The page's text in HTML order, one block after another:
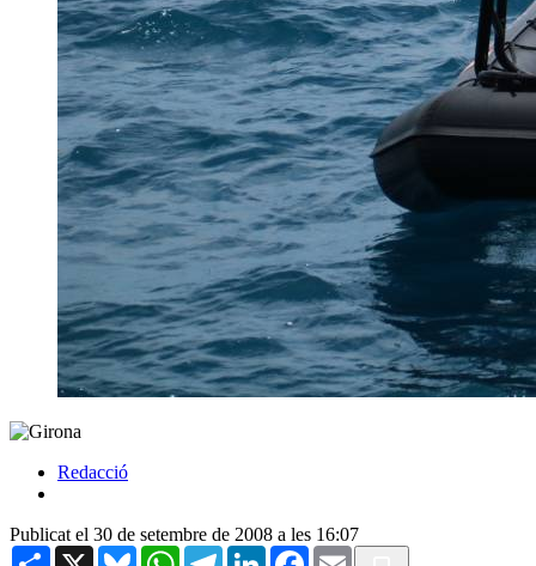
Redacció
Publicat el 30 de setembre de 2008 a les 16:07
Share X BlueskyWhatsAppTelegramLinkedInFacebook
Email